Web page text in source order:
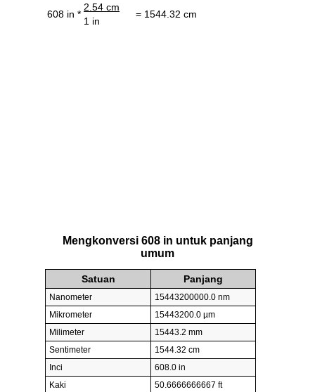
608 in *
2.54 cm
= 1544.32 cm
1 in
Mengkonversi 608 in untuk panjang
umum
Satuan Panjang
Nanometer
15443200000.0 nm
Mikrometer
15443200.0 µm
Milimeter
15443.2 mm
Sentimeter
1544.32 cm
Inci
608.0 in
Kaki
50.6666666667 ft